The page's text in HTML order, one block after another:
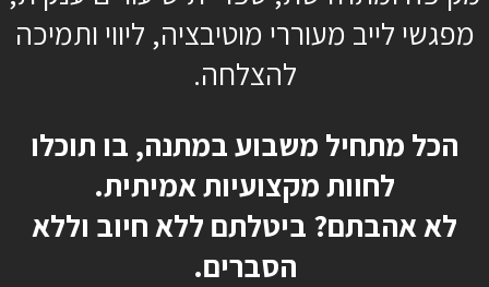
מפגשי לייב מעוררי מוטיבציה, ליווי ותמיכה
להצלחה.
הכל מתחיל משבוע במתנה, בו תוכלו
לחוות מקצועיות אמיתית.
לא אהבתם? ביטלתם ללא חיוב וללא
הסברים.